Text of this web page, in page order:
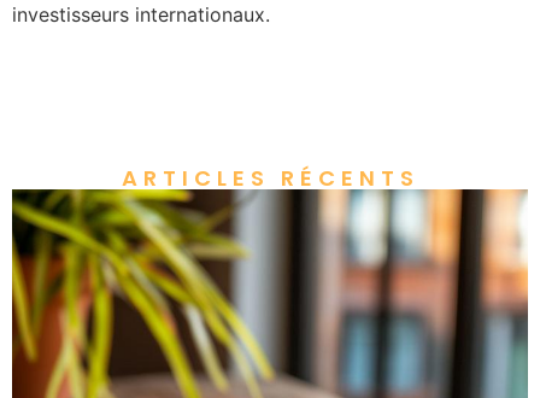
investisseurs internationaux.
ARTICLES RÉCENTS